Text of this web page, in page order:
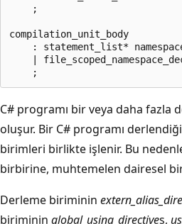
    ;
compilation_unit_body
: statement_list*
|
C# programı bir veya daha fazla
oluşur. Bir C# programı
birimleri birlikte işlenir. Bu
birbirine, muhtemelen dairesel
Derleme biriminin
biriminin global_using_directives,